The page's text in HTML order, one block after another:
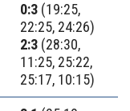
0:3 (19:25,
22:25, 24:26)
2:3 (28:30,
11:25, 25:22,
25:17, 10:15)